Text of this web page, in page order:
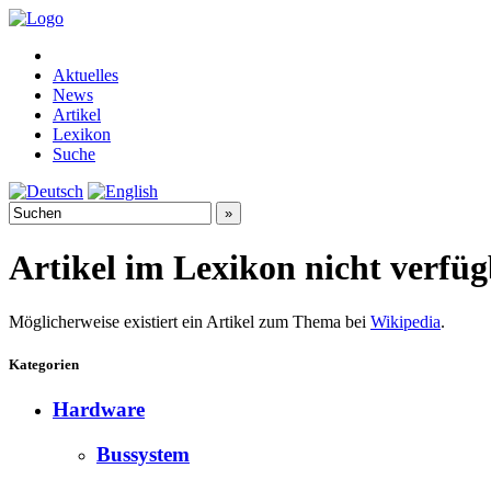
Aktuelles
News
Artikel
Lexikon
Suche
Artikel im Lexikon nicht
Möglicherweise existiert ein Artikel zum Thema bei Wikipedia.
Kategorien
Hardware
Bussystem